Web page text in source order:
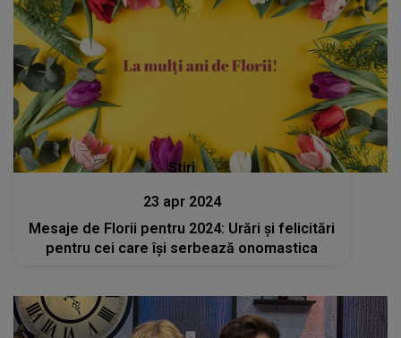
Stiri
23 apr 2024
Mesaje de Florii pentru 2024: Urări și felicitări
pentru cei care își serbează onomastica